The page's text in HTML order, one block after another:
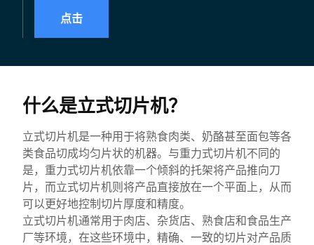
点击
什么是立式切片机？
立式切片机是一种用于将熟食肉类、奶酪甚至面包等各
类食品切成均匀片状的机器。与重力式切片机不同的
是，重力式切片机依靠一个倾斜的托架将产品推向刀
片，而立式切片机则将产品直接放在一个平面上，从而
可以更好地控制切片厚度和精度。
立式切片机通常用于肉店、杂货店、熟食店和食品生产
厂等环境，在这些环境中，精确、一致的切片对产品质